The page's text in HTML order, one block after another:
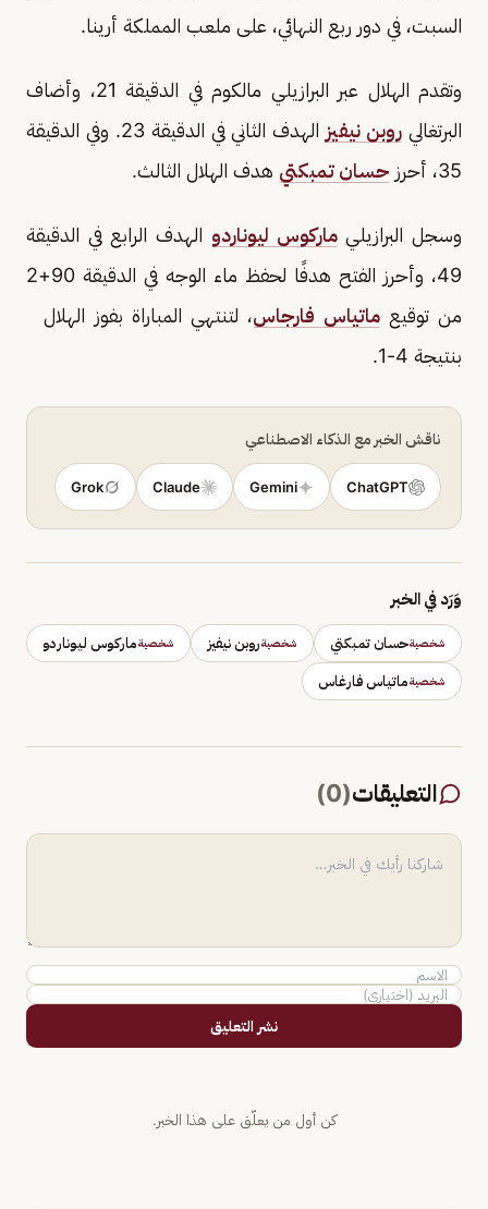
السبت، في دور ربع النهائي، على ملعب المملكة أرينا.
وتقدم الهلال عبر البرازيلي مالكوم في الدقيقة 21، وأضاف
البرتغالي روبن نيفيز
الهدف الثاني في الدقيقة 23. وفي الدقيقة
35، أحرز
حسان تمبكتي هدف الهلال الثالث.
وسجل البرازيليماركوس ليوناردو الهدف الرابع في الدقيقة
49، وأحرز الفتح هدفًا لحفظ ماء الوجه في الدقيقة 90+2
من توقيعماتياس فارجاس، لتنتهي المباراة بفوز الهلال
بنتيجة 4-1.
ناقش الخبر مع الذكاء الاصطناعي
ChatGPT
Gemini
Claude
Grok
وَرَد في الخبر
شخصيةحسان تمبكتي شخصيةروبن نيفيز شخصيةماركوس ليوناردو
شخصيةماتياس فارغاس
التعليقات(
0
)
نشر التعليق
كن أول من يعلّق على هذا الخبر.